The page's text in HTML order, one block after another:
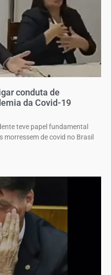
conduta de
da Covid-19
teve papel fundamental
morressem de covid no Brasil